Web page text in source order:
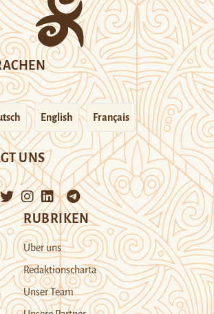
English Français
UNS
RUBRIKEN
Über uns
Redaktionscharta
Unser Team